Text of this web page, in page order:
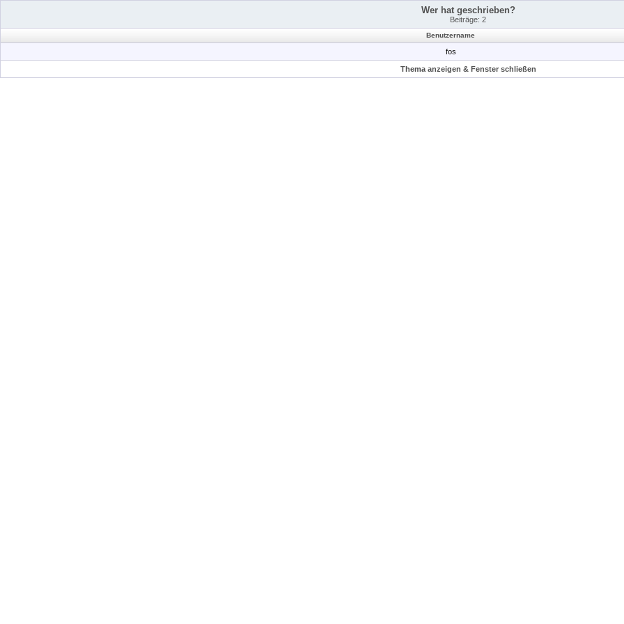
Wer hat geschrieben?
Beiträge: 2
Benutzername
fos
Thema anzeigen & Fenster schließen